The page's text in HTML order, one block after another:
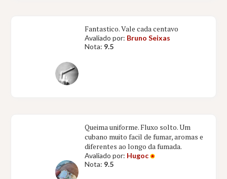
Fantastico. Vale cada centavo
Avaliado por: Bruno Seixas
Nota: 9.5
Queima uniforme. Fluxo solto. Um
cubano muito facil de fumar, aromas e
diferentes ao longo da fumada.
Avaliado por: Hugoc
Nota: 9.5